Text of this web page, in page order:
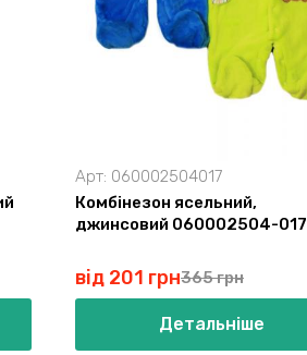
Арт: 060002504017
Комбінезон ясельний,
джинсовий 060002504-017
від 201 грн365 грн
Детальніше